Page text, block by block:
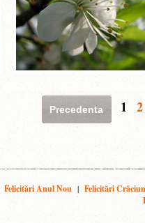
Precedenta 1 2
Felicitări Anul Nou | Felicitări